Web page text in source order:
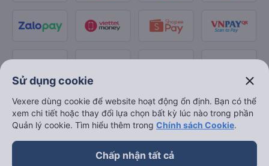
Sử dụng cookie close
Vexere dùng cookie để website hoạt động ổn định. Bạn có thể
xem chi tiết hoặc thay đổi lựa chọn bất kỳ lúc nào trong phần
Quản lý cookie. Tìm hiểu thêm trong Chính sách Cookie.
Chấp nhận tất cả